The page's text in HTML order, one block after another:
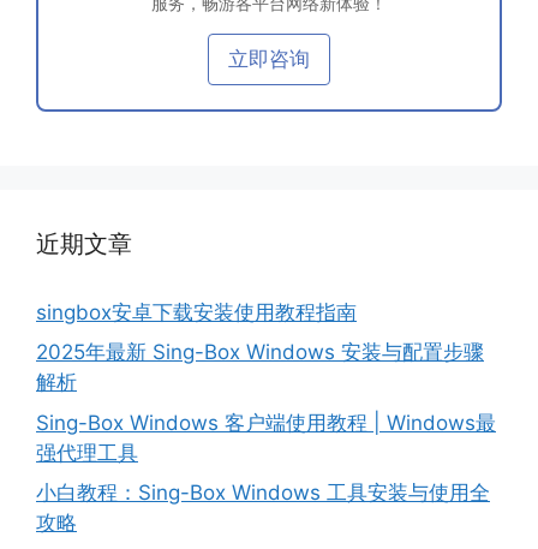
立即咨询
近期文章
singbox安卓下载安装使用教程指南
2025年最新 Sing-Box Windows 安装与配置步骤
解析
Sing-Box Windows 客户端使用教程 | Windows最
强代理工具
小白教程：Sing-Box Windows 工具安装与使用全
攻略